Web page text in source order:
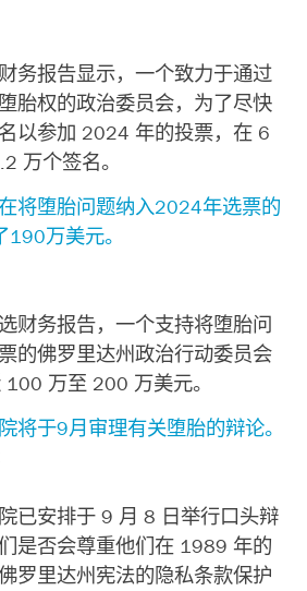
务报告显示，一个致力于通过
胎权的政治委员会，为了尽快
以参加 2024 年的投票，在 6
万个签名。
将堕胎问题纳入2024年选票的
万美元。
财务报告，一个支持将堕胎问
的佛罗里达州政治行动委员会
万至 200 万美元。
将于9月审理有关堕胎的辩论。
已安排于 9 月 8 日举行口头辩
是否会尊重他们在 1989 年的
罗里达州宪法的隐私条款保护